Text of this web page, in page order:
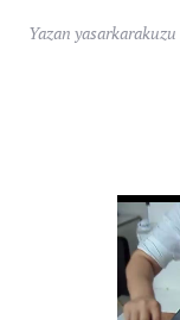
Yazan yasarkarakuzu